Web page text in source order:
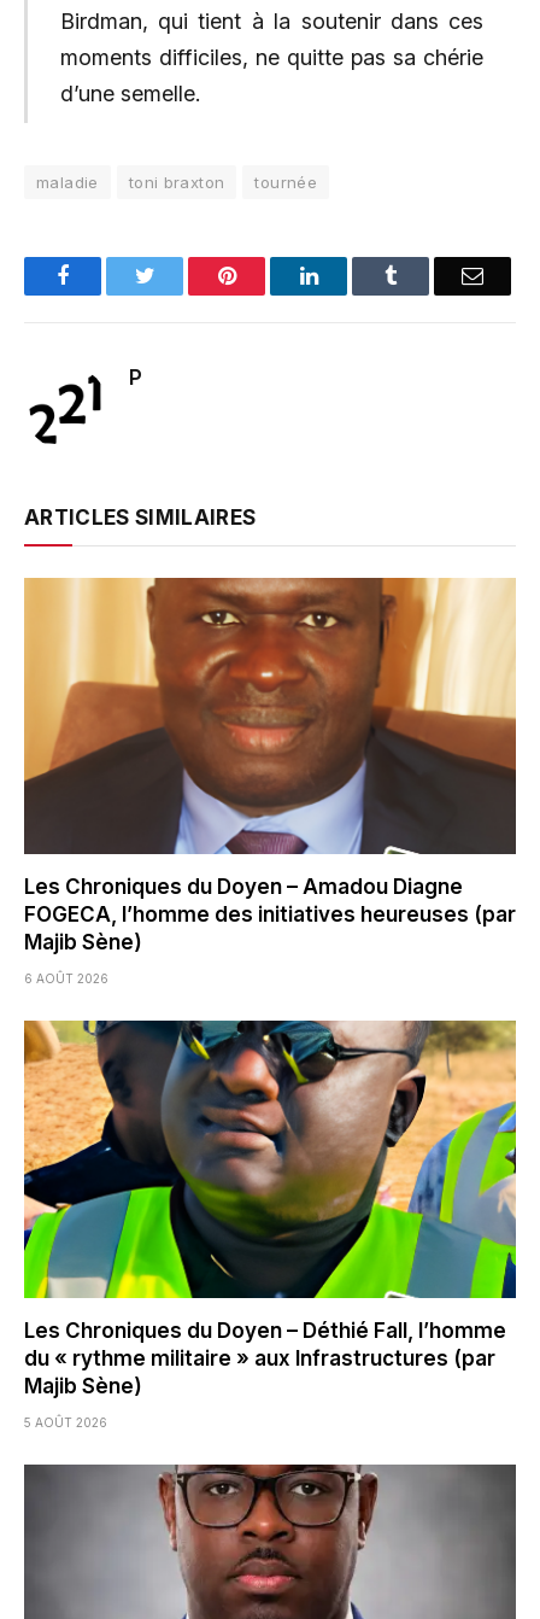
Birdman, qui tient à la soutenir dans ces
moments difficiles, ne quitte pas sa chérie
d’une semelle.
maladie toni braxton tournée
FacebookTwitter Pinterest LinkedInTumblr Email
P
ARTICLES SIMILAIRES
Les Chroniques du Doyen – Amadou Diagne
FOGECA, l’homme des initiatives heureuses (par
Majib Sène)
6 AOÛT 2026
Les Chroniques du Doyen – Déthié Fall, l’homme
du « rythme militaire » aux Infrastructures (par
Majib Sène)
5 AOÛT 2026